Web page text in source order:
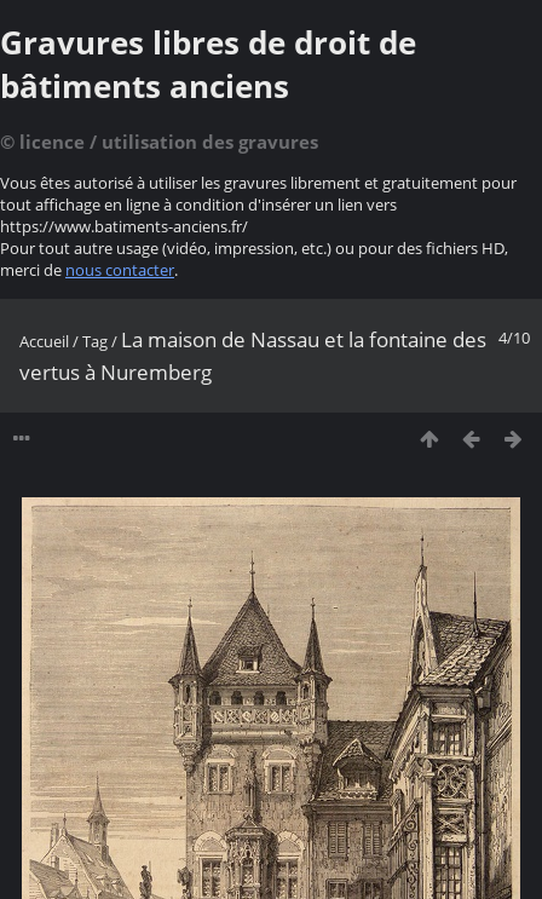
Gravures libres de droit de
bâtiments anciens
© licence / utilisation des gravures
Vous êtes autorisé à utiliser les gravures librement et gratuitement pour
tout affichage en ligne à condition d'insérer un lien vers
https://www.batiments-anciens.fr/
Pour tout autre usage (vidéo, impression, etc.) ou pour des fichiers HD,
merci de nous contacter.
4/10
Accueil/Tag/ La maison de Nassau et la fontaine des
vertus à Nuremberg